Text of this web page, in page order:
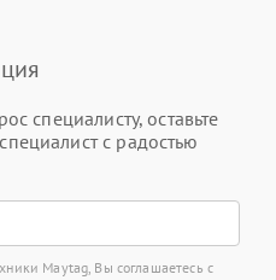
специалисту, оставьте
с радостью
Maytag, Вы соглашаетесь с